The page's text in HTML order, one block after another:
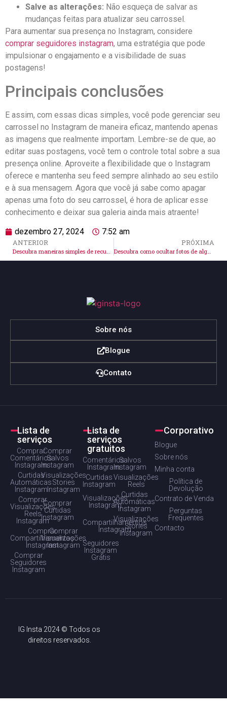
Salve as alterações: Não ‌esqueça de salvar as
mudanças feitas para atualizar seu carrossel.
Para aumentar sua ⁤presença​ no Instagram, considere
comprar seguidores instagram, uma estratégia que pode
impulsionar⁤ o engajamento e ⁣a visibilidade de suas
postagens!
Principais conclusões
E assim,​ com ⁤essas dicas simples, você pode gerenciar seu
carrossel no ‌Instagram de maneira eficaz, ⁢mantendo apenas
as imagens que‍ realmente importam. Lembre-se de que, ‍ao
editar suas postagens, você ⁢tem o‍ controle⁤ total sobre a ​sua
presença online. Aproveite ‍a flexibilidade que o​ Instagram⁣
oferece e mantenha ⁤seu ‌feed sempre alinhado ao seu estilo ​
e à sua mensagem. Agora que você já sabe ⁣como apagar
apenas uma foto do seu carrossel, é hora de⁢ aplicar esse
conhecimento‌ e deixar⁣ sua galeria ainda mais atraente!
dezembro 27, 2024 7:52 am
ANTERIOR PRÓXIMA
Descubra como ocultar fotos de alguém no Instagram facilmente
Sobre nós
Blogue
Contato
Lista de
serviços
Comprar
Comentários
Instagram
Comprar
Salvos
Instagram
Curtidas
Automáticas
Instagram
Visualizações
Stories
Instagram
Comprar
Visualizações
Reels
Instagram
Comprar
Curtidas
Instagram
Comprar
Compartilhamentos
Instagram
Comprar
Visualizações
Instagram
Comprar
Seguidores
Instagram
Lista de
serviços
gratuitos
Comentários
Instagram
Salvos
Instagram
Curtidas
Instagram
Visualizações
Reels
Visualizações
Instagram
Curtidas
Automáticas
Instagram
Compartilhamentos
Instagram
Visualizações
Stories
Instagram
Seguidores
Instagram
Grátis
Corporativo
Blogue
Sobre nós
Minha conta
Política de
Devolução
Contrato de Venda
Perguntas
Frequentes
Contacto
IG Insta 2024 © Todos os
direitos reservados.